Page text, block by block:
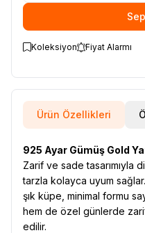
Koleksiyon Fiyat Alarmı
Ürün Özellikleri
925 Ayar Gümüş Gold
Zarif ve sade tasarımıyla
tarzla kolayca uyum
şık küpe, minimal formu
hem de özel günlerde
edilir.